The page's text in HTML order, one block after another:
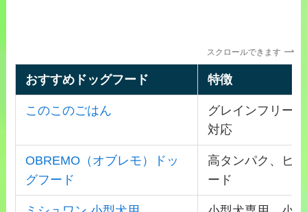
スクロールできます
おすすめドッグフード 特徴
このこのごはん
グレインフリー
対応
OBREMO（オブレモ）ドッ
グフード
高タンパク、ヒ
ード